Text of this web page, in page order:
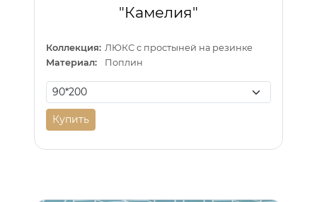
"Камелия"
Коллекция: ЛЮКС с простыней на резинке
Материал:
Поплин
Купить